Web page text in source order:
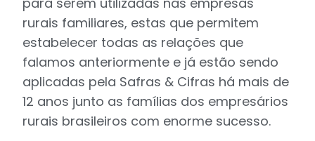
rurais familiares, estas que permitem
estabelecer todas as relações que
falamos anteriormente e já estão sendo
aplicadas pela Safras & Cifras há mais de
12 anos junto as famílias dos empresários
rurais brasileiros com enorme sucesso.